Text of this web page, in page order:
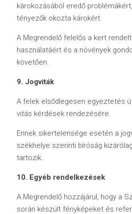
károkozásából eredő
tényezők okozta károkért.
A Megrendelő felelős a kert
használatáért és a növények
követően.
9. Jogviták
A felek elsődlegesen egyeztetés
vitás kérdések rendezésére.
Ennek sikertelensége esetén a
székhelye szerinti bíróság
tartozik.
10. Egyéb rendelkezések
A Megrendelő hozzájárul, hogy a
során készült fényképeket és